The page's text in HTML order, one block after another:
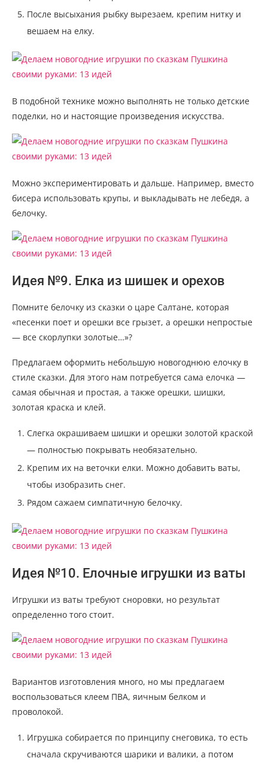
После высыхания рыбку вырезаем, крепим нитку и
вешаем на елку.
В подобной технике можно выполнять не только детские
поделки, но и настоящие произведения искусства.
Можно экспериментировать и дальше. Например, вместо
бисера использовать крупы, и выкладывать не лебедя, а
белочку.
Идея №9. Елка из шишек и орехов
Помните белочку из сказки о царе Салтане, которая
«песенки поет и орешки все грызет, а орешки непростые
— все скорлупки золотые…»?
Предлагаем оформить небольшую новогоднюю елочку в
стиле сказки. Для этого нам потребуется сама елочка —
самая обычная и простая, а также орешки, шишки,
золотая краска и клей.
Слегка окрашиваем шишки и орешки золотой краской
— полностью покрывать необязательно.
Крепим их на веточки елки. Можно добавить ваты,
чтобы изобразить снег.
Рядом сажаем симпатичную белочку.
Идея №10. Елочные игрушки из ваты
Игрушки из ваты требуют сноровки, но результат
определенно того стоит.
Вариантов изготовления много, но мы предлагаем
воспользоваться клеем ПВА, яичным белком и
проволокой.
Игрушка собирается по принципу снеговика, то есть
сначала скручиваются шарики и валики, а потом